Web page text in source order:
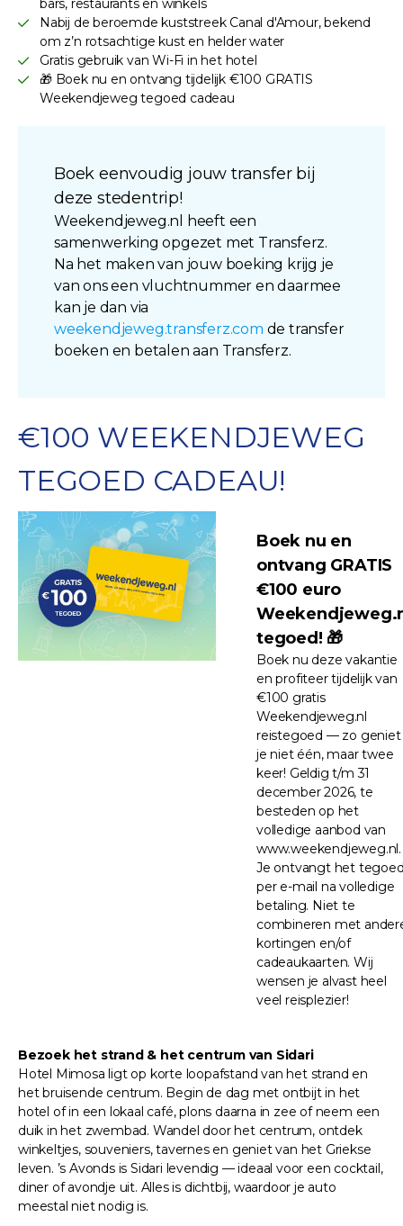
bars, restaurants en winkels
Nabij de beroemde kuststreek Canal d'Amour, bekend
om z’n rotsachtige kust en helder water
Gratis gebruik van Wi-Fi in het hotel
🎁 Boek nu en ontvang tijdelijk €100 GRATIS
Weekendjeweg tegoed cadeau
Boek eenvoudig jouw transfer bij
deze stedentrip!
Weekendjeweg.nl heeft een
samenwerking opgezet met Transferz.
Na het maken van jouw boeking krijg je
van ons een vluchtnummer en daarmee
kan je dan via
weekendjeweg.transferz.com de transfer
boeken en betalen aan Transferz.
€100 WEEKENDJEWEG
TEGOED CADEAU!
Boek nu en
ontvang GRATIS
€100 euro
tegoed! 🎁
Boek nu deze vakantie
en profiteer tijdelijk van
€100 gratis
Weekendjeweg.nl
reistegoed — zo geniet
je niet één, maar twee
keer! Geldig t/m 31
december 2026, te
besteden op het
volledige aanbod van
www.weekendjeweg.nl.
Je ontvangt het
per e-mail na volledige
betaling. Niet te
combineren met
kortingen en/of
cadeaukaarten. Wij
wensen je alvast heel
veel reisplezier!
Bezoek het strand & het centrum van Sidari
Hotel Mimosa ligt op korte loopafstand van het strand en
het bruisende centrum. Begin de dag met ontbijt in het
hotel of in een lokaal café, plons daarna in zee of neem een
duik in het zwembad. Wandel door het centrum, ontdek
winkeltjes, souveniers, tavernes en geniet van het Griekse
leven. ’s Avonds is Sidari levendig — ideaal voor een cocktail,
diner of avondje uit. Alles is dichtbij, waardoor je auto
meestal niet nodig is.